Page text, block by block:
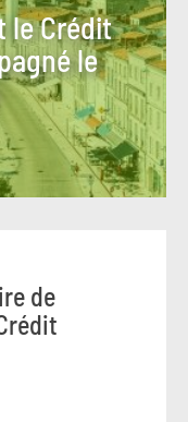
le Crédit
le
de